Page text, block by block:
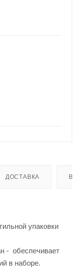
ДОСТАВКА
упаковки
- обеспечивает
в наборе.